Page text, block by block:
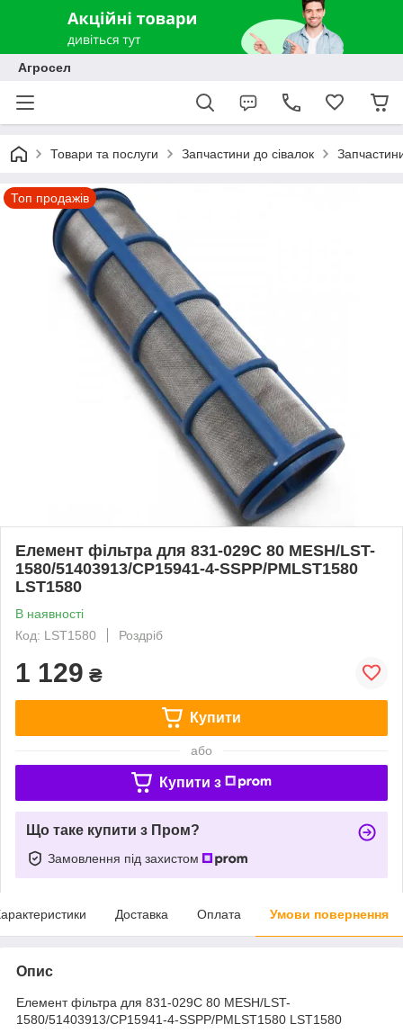
Агросел
Товари та послуги Запчастини до сівалок
Топ продажів
Елемент фільтра для 831-029C 80 MESH/LST-
1580/51403913/CP15941-4-SSPP/PMLST1580
LST1580
В наявності
Код: LST1580
Роздріб
1 129 ₴
Купити
або
Купити з
Що таке купити з Пром?
Замовлення під захистом
Доставка Оплата Умови повернення
Опис
Елемент фільтра для 831-029C 80 MESH/LST-
1580/51403913/CP15941-4-SSPP/PMLST1580 LST1580